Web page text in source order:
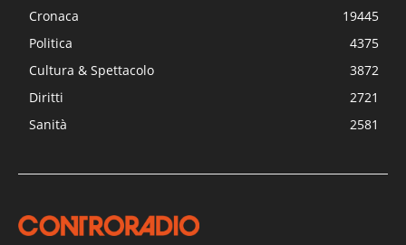
Cronaca
19445
Politica
4375
Cultura & Spettacolo
3872
Diritti
2721
Sanità
2581